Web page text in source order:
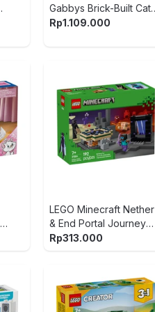
Gabbys Brick-Built Cat
Friends Set 324 pcs
Rp1.109.000
LEGO Minecraft Nether
& End Portal Journey
Set 192 pcs 21584 - Mix
Rp313.000